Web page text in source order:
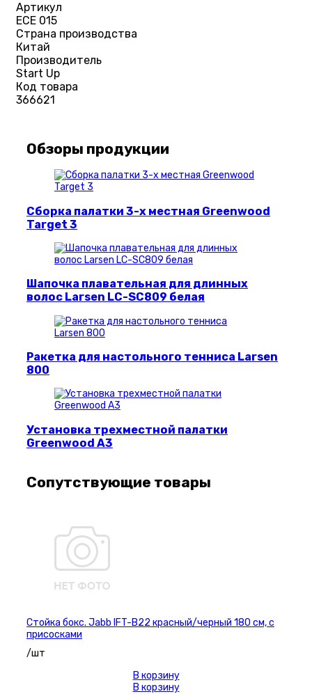
Артикул
ECE 015
Страна производства
Китай
Производитель
Start Up
Код товара
366621
Обзоры продукции
Сборка палатки 3-х местная Greenwood
Target 3
Шапочка плавательная для длинных
волос Larsen LC-SC809 белая
Ракетка для настольного тенниса Larsen
800
Установка трехместной палатки
Greenwood A3
Сопутствующие товары
Стойка бокс. Jabb IFT-B22 красный/черный 180 см, с
присосками
/шт
В корзину
В корзину